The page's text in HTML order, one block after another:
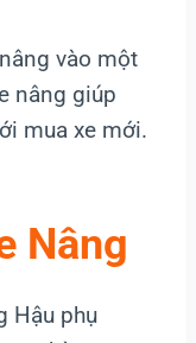
vào một
nâng giúp
mua xe mới.
Nâng
Hậu phụ